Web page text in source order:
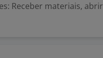
Receber materiais, abrir